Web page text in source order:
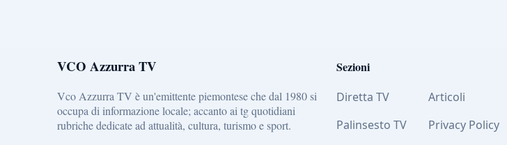
VCO Azzurra TV
Vco Azzurra TV è un'emittente piemontese che dal 1980 si
occupa di informazione locale; accanto ai tg quotidiani
rubriche dedicate ad attualità, cultura, turismo e sport.
Sezioni
Diretta TV Articoli
Palinsesto TV
Privacy Policy